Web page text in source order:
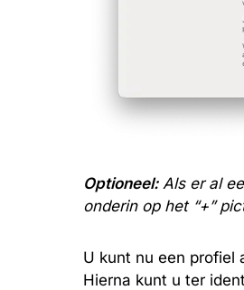
Optioneel:Als er al
onderin op het “+”
U kunt nu een profiel
Hierna kunt u ter